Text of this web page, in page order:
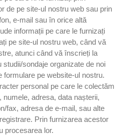
de pe site-ul nostru web sau prin
e-mail sau în orice altă
informații pe care le furnizați
pe site-ul nostru web, când vă
atunci când vă înscrieți la
sondaje organizate de noi
formulare pe website-ul nostru.
personal pe care le colectăm
adresa, data nașterii,
fax, adresa de e-mail, sau alte
Prin furnizarea acestor
procesarea lor.